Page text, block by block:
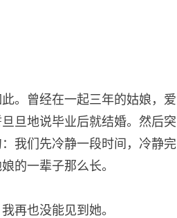
。曾经在一起三年的姑娘，爱
旦地说毕业后就结婚。然后突
我们先冷静一段时间，冷静完
的一辈子那么长。
再也没能见到她。